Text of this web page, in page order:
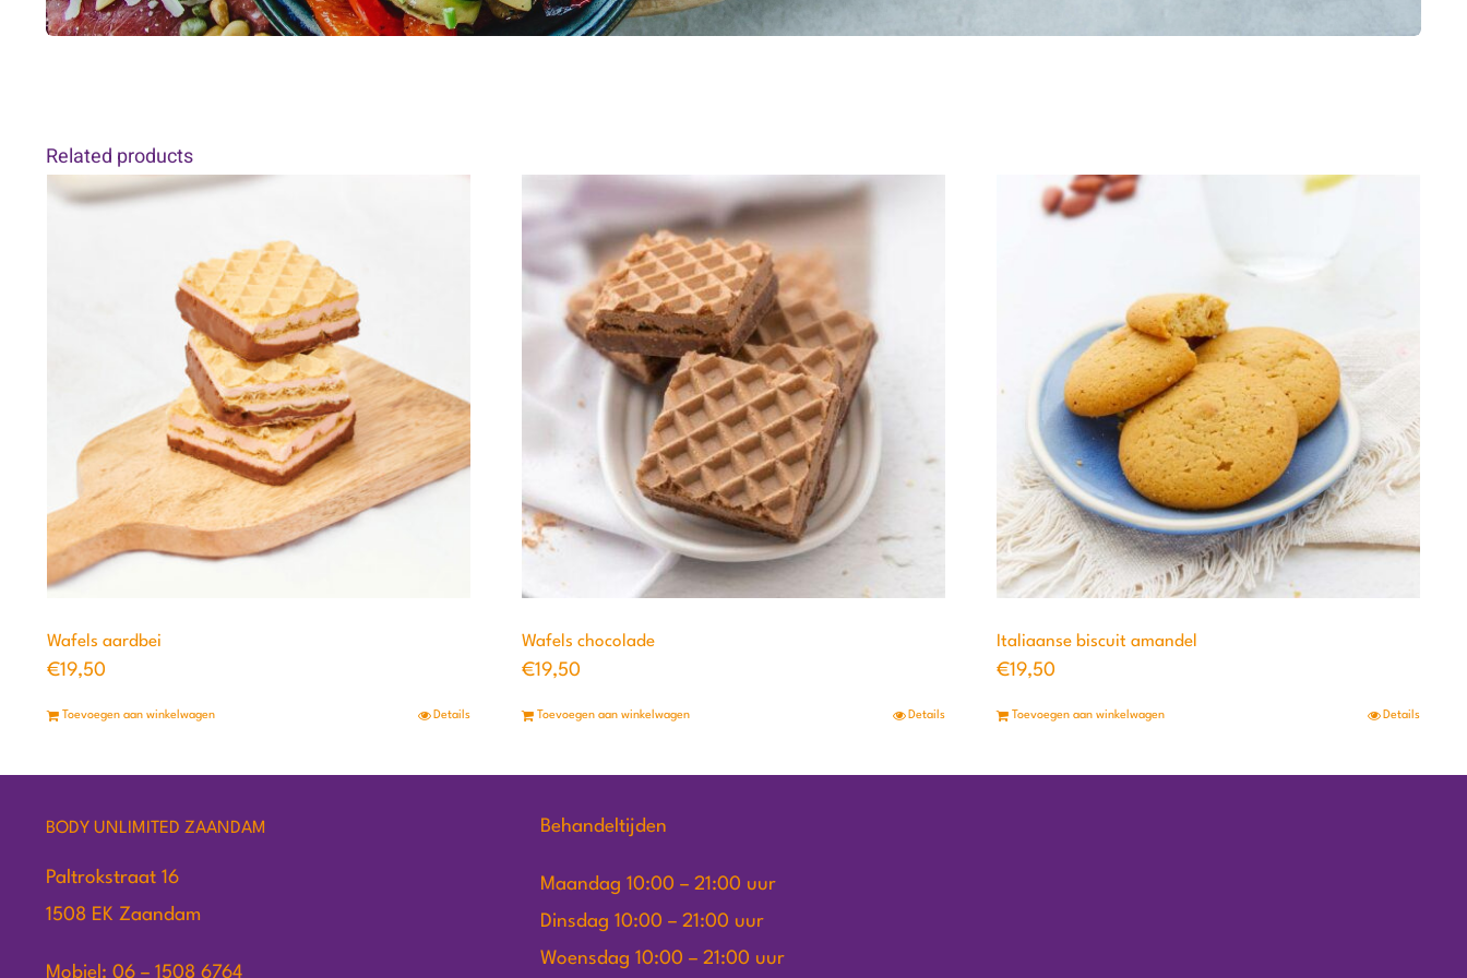
Related products
Wafels aardbei
€19,50
Toevoegen aan winkelwagen Details
Wafels chocolade
€19,50
Toevoegen aan winkelwagen Details
Italiaanse biscuit amandel
€19,50
Toevoegen aan winkelwagen Details
BODY UNLIMITED ZAANDAM
Paltrokstraat 16
1508 EK Zaandam
Mobiel: 06 – 1508 6764
Behandeltijden
Maandag 10:00 – 21:00 uur
Dinsdag 10:00 – 21:00 uur
Woensdag 10:00 – 21:00 uur